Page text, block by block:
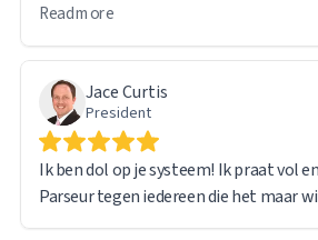
De software is intuïtief en
functie die ik bijzonder nuttig vond, is
bestand toegankelijk blijft via een
geëxporteerde rapport, waardoor het
brondocumenten te raadplegen
Bij het verwerken van zo'n grote
ben ik wel een paar technische
Read more
Jace Curtis
President
Ik ben dol op je systeem! Ik praat vol
Parseur tegen iedereen die het maar